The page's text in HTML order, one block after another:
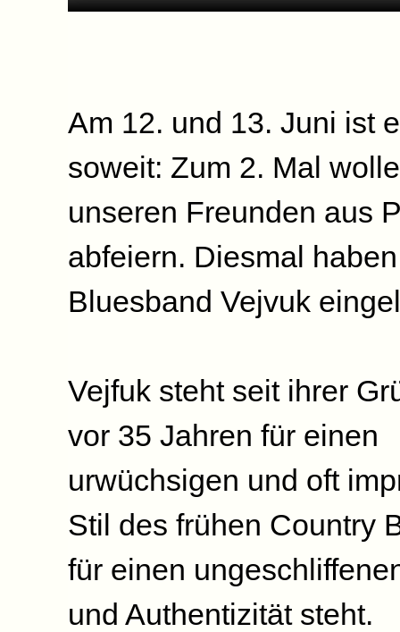
Am 12. und 13. Juni ist
soweit: Zum 2. Mal
unseren Freunden aus
abfeiern. Diesmal
Bluesband Vejvuk
Vejfuk steht seit ihrer
vor 35 Jahren für einen
urwüchsigen und oft
Stil des frühen Country
für einen
und Authentizität steht.